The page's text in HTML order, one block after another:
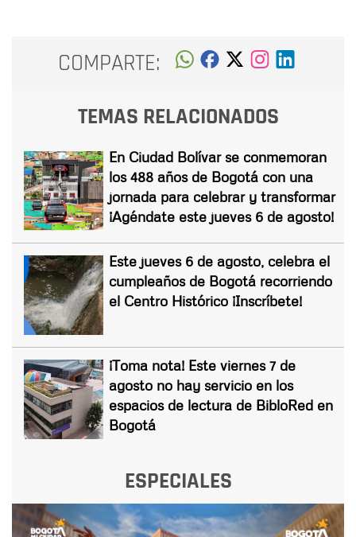
COMPARTE:
TEMAS RELACIONADOS
En Ciudad Bolívar se conmemoran
los 488 años de Bogotá con una
jornada para celebrar y transformar
¡Agéndate este jueves 6 de agosto!
Este jueves 6 de agosto, celebra el
cumpleaños de Bogotá recorriendo
el Centro Histórico ¡Inscríbete!
¡Toma nota! Este viernes 7 de
agosto no hay servicio en los
espacios de lectura de BibloRed en
Bogotá
ESPECIALES